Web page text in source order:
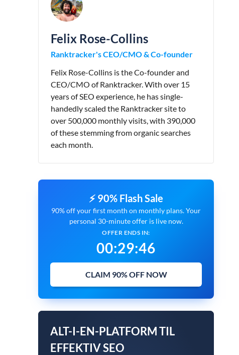
Felix Rose-Collins
Ranktracker's CEO/CMO & Co-founder
Felix Rose-Collins is the Co-founder and
CEO/CMO of Ranktracker. With over 15
years of SEO experience, he has single-
handedly scaled the Ranktracker site to
over 500,000 monthly visits, with 390,000
of these stemming from organic searches
each month.
⚡ 90% Flash Sale
90% off your first month on monthly plans. Your
personal 30-minute offer is live now.
OFFER ENDS IN:
00:29:45
CLAIM 90% OFF NOW
ALT-I-EN-PLATFORM TIL
EFFEKTIV SEO